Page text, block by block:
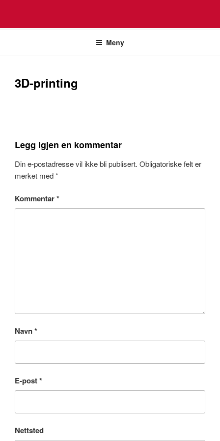
REIN TERJE THORSTENSEN
Meny
3D-printing
Legg igjen en kommentar
Din e-postadresse vil ikke bli publisert. Obligatoriske felt er
merket med*
Kommentar*
Navn*
E-post*
Nettsted